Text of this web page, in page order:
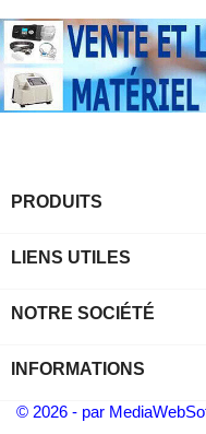
PRODUITS
LIENS UTILES
NOTRE SOCIÉTÉ
INFORMATIONS
© 2026 - par